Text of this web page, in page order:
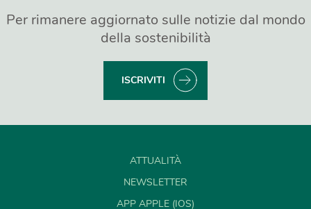
Per rimanere aggiornato sulle notizie dal mondo
della sostenibilità
ISCRIVITI
ATTUALITÀ
NEWSLETTER
APP APPLE (IOS)